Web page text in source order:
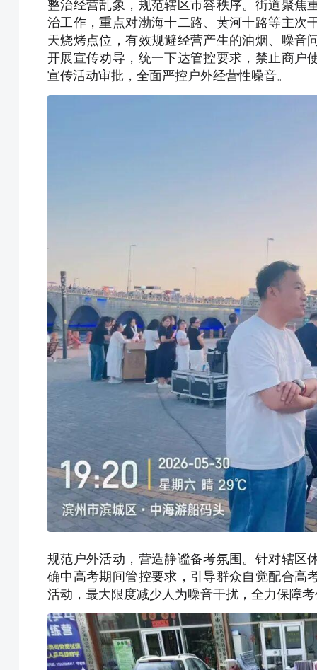
整治经营乱象，规范辖区市容秩序。街道聚焦
治工作，重点对渤海十二路、黄河十路等主次
天烧烤点位，有效规避经营产生的油烟、噪音
开展宣传劝导，统一下达管控要求，禁止商户
宣传活动审批，全面严控户外经营性噪音。
规范户外活动，营造静谧备考氛围。针对辖区
确中高考期间管控要求，引导群众自觉配合高
活动，最大限度减少人为噪音干扰，全力保障